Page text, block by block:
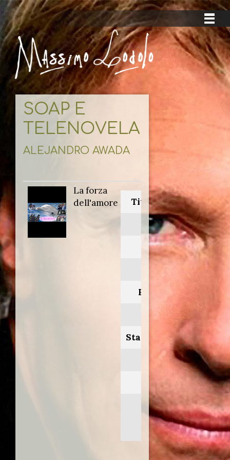
SOAP E
TELENOVELAS
ALEJANDRO AWADA
La forza
dell'amore
Titolo originale:
Nano
Anno:
Personaggio:
Escobar
Stagione.Episodio:
Regia di:
Rodolfo
Hoppe/Rolo
Pereyra